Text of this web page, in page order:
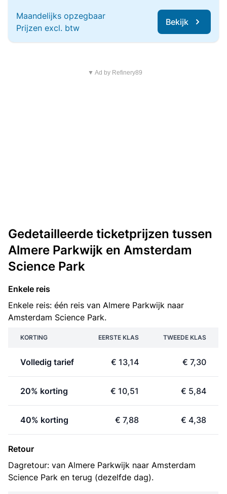
Maandelijks opzegbaar
Prijzen excl. btw
Bekijk
▼ Ad by Refinery89
Gedetailleerde ticketprijzen tussen
Almere Parkwijk en Amsterdam
Science Park
Enkele reis
Enkele reis: één reis van Almere Parkwijk naar
Amsterdam Science Park.
KORTING EERSTE KLAS TWEEDE KLAS
Volledig tarief € 13,14 € 7,30
20% korting € 10,51 € 5,84
40% korting € 7,88 € 4,38
Retour
Dagretour: van Almere Parkwijk naar Amsterdam
Science Park en terug (dezelfde dag).